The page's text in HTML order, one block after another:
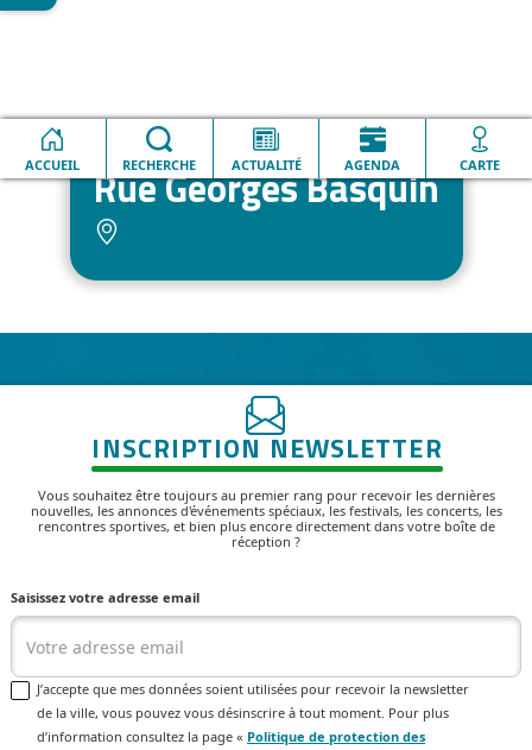
Accueil
Rue Georges Basquin
ACCUEIL
RECHERCHE ACTUALITÉ AGENDA CARTE
Rue Georges Basquin
INSCRIPTION NEWSLETTER
Vous souhaitez être toujours au premier rang pour recevoir les dernières
nouvelles, les annonces d'événements spéciaux, les festivals, les concerts, les
rencontres sportives, et bien plus encore directement dans votre boîte de
réception ?
Saisissez votre adresse email
J’accepte que mes données soient utilisées pour recevoir la newsletter
de la ville, vous pouvez vous désinscrire à tout moment. Pour plus
d’information consultez la page « Politique de protection des